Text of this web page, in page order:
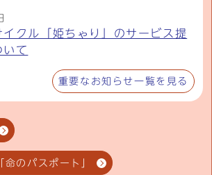
クル「姫ちゃり」のサービス提
いて
重要なお知らせ一覧を見る
のパスポート」